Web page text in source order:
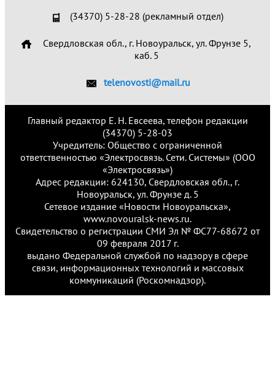
(34370) 5-28-28 (рекламный отдел)
Свердловская обл., г. Новоуральск, ул. Фрунзе 5,
каб. 5
telenovosti@mail.ru
Главный редактор Е. Н. Евсеева, телефон редакции
(34370) 5-28-03
Учредитель: Общество с ограниченной
ответственностью «Электросвязь. Сети. Системы» (ООО
«Электросвязь»)
Адрес редакции: 624130, Свердловская обл., г.
Новоуральск, ул. Фрунзе д. 5
Сетевое издание «Новости Новоуральска»,
www.novouralsk-news.ru.
Свидетельство о регистрации СМИ Эл № ФС77-68672 от
09 февраля 2017 г.
выдано Федеральной службой по надзору в сфере
связи, информационных технологий и массовых
коммуникаций (Роскомнадзор).